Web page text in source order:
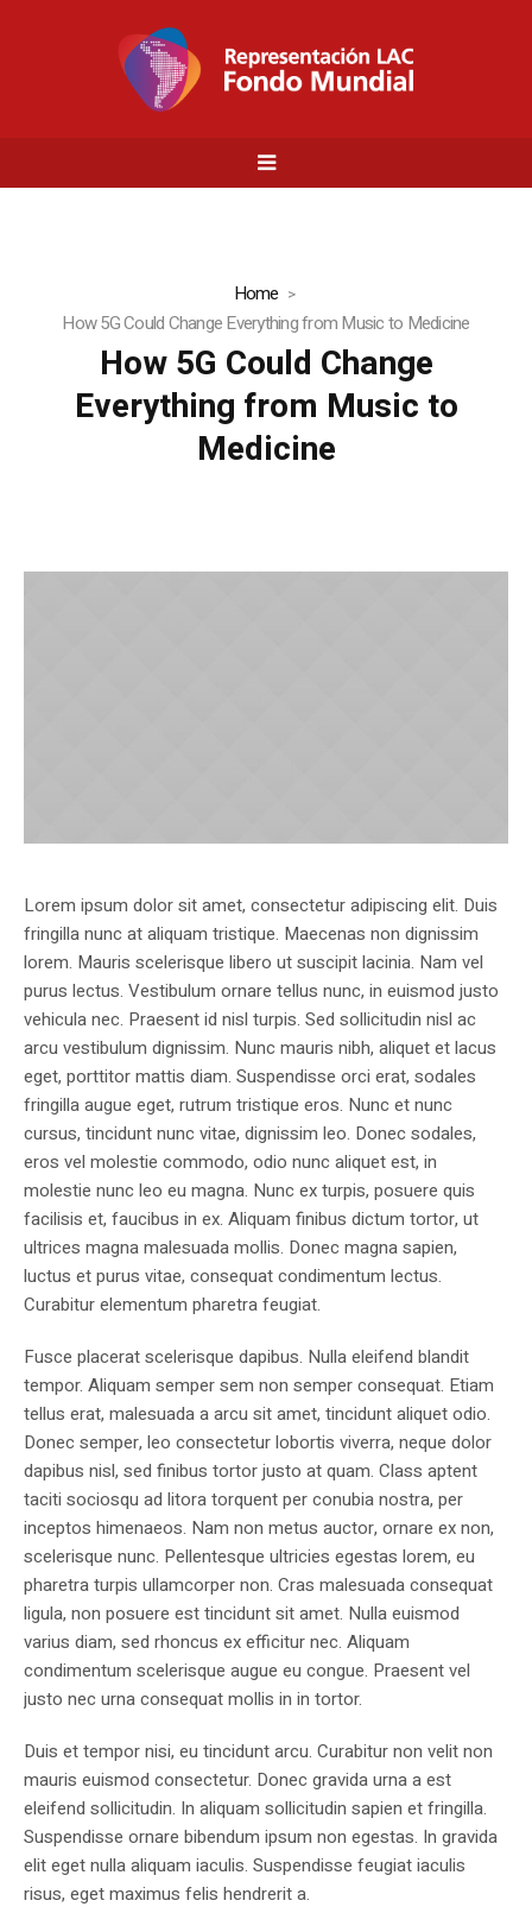
Home
How 5G Could Change Everything from Music to Medicine
How 5G Could Change
Everything from Music to
Medicine
Lorem ipsum dolor sit amet, consectetur adipiscing elit. Duis
fringilla nunc at aliquam tristique. Maecenas non dignissim
lorem. Mauris scelerisque libero ut suscipit lacinia. Nam vel
purus lectus. Vestibulum ornare tellus nunc, in euismod justo
vehicula nec. Praesent id nisl turpis. Sed sollicitudin nisl ac
arcu vestibulum dignissim. Nunc mauris nibh, aliquet et lacus
eget, porttitor mattis diam. Suspendisse orci erat, sodales
fringilla augue eget, rutrum tristique eros. Nunc et nunc
cursus, tincidunt nunc vitae, dignissim leo. Donec sodales,
eros vel molestie commodo, odio nunc aliquet est, in
molestie nunc leo eu magna. Nunc ex turpis, posuere quis
facilisis et, faucibus in ex. Aliquam finibus dictum tortor, ut
ultrices magna malesuada mollis. Donec magna sapien,
luctus et purus vitae, consequat condimentum lectus.
Curabitur elementum pharetra feugiat.
Fusce placerat scelerisque dapibus. Nulla eleifend blandit
tempor. Aliquam semper sem non semper consequat. Etiam
tellus erat, malesuada a arcu sit amet, tincidunt aliquet odio.
Donec semper, leo consectetur lobortis viverra, neque dolor
dapibus nisl, sed finibus tortor justo at quam. Class aptent
taciti sociosqu ad litora torquent per conubia nostra, per
inceptos himenaeos. Nam non metus auctor, ornare ex non,
scelerisque nunc. Pellentesque ultricies egestas lorem, eu
pharetra turpis ullamcorper non. Cras malesuada consequat
ligula, non posuere est tincidunt sit amet. Nulla euismod
varius diam, sed rhoncus ex efficitur nec. Aliquam
condimentum scelerisque augue eu congue. Praesent vel
justo nec urna consequat mollis in in tortor.
Duis et tempor nisi, eu tincidunt arcu. Curabitur non velit non
mauris euismod consectetur. Donec gravida urna a est
eleifend sollicitudin. In aliquam sollicitudin sapien et fringilla.
Suspendisse ornare bibendum ipsum non egestas. In gravida
elit eget nulla aliquam iaculis. Suspendisse feugiat iaculis
risus, eget maximus felis hendrerit a.